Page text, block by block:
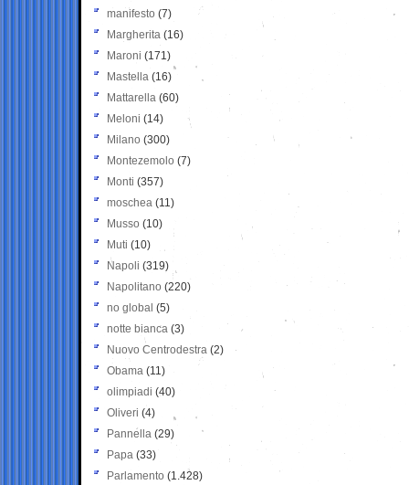
manifesto (7)
Margherita (16)
Maroni (171)
Mastella (16)
Mattarella (60)
Meloni (14)
Milano (300)
Montezemolo (7)
Monti (357)
moschea (11)
Musso (10)
Muti (10)
Napoli (319)
Napolitano (220)
no global (5)
notte bianca (3)
Nuovo Centrodestra (2)
Obama (11)
olimpiadi (40)
Oliveri (4)
Pannella (29)
Papa (33)
Parlamento (1.428)